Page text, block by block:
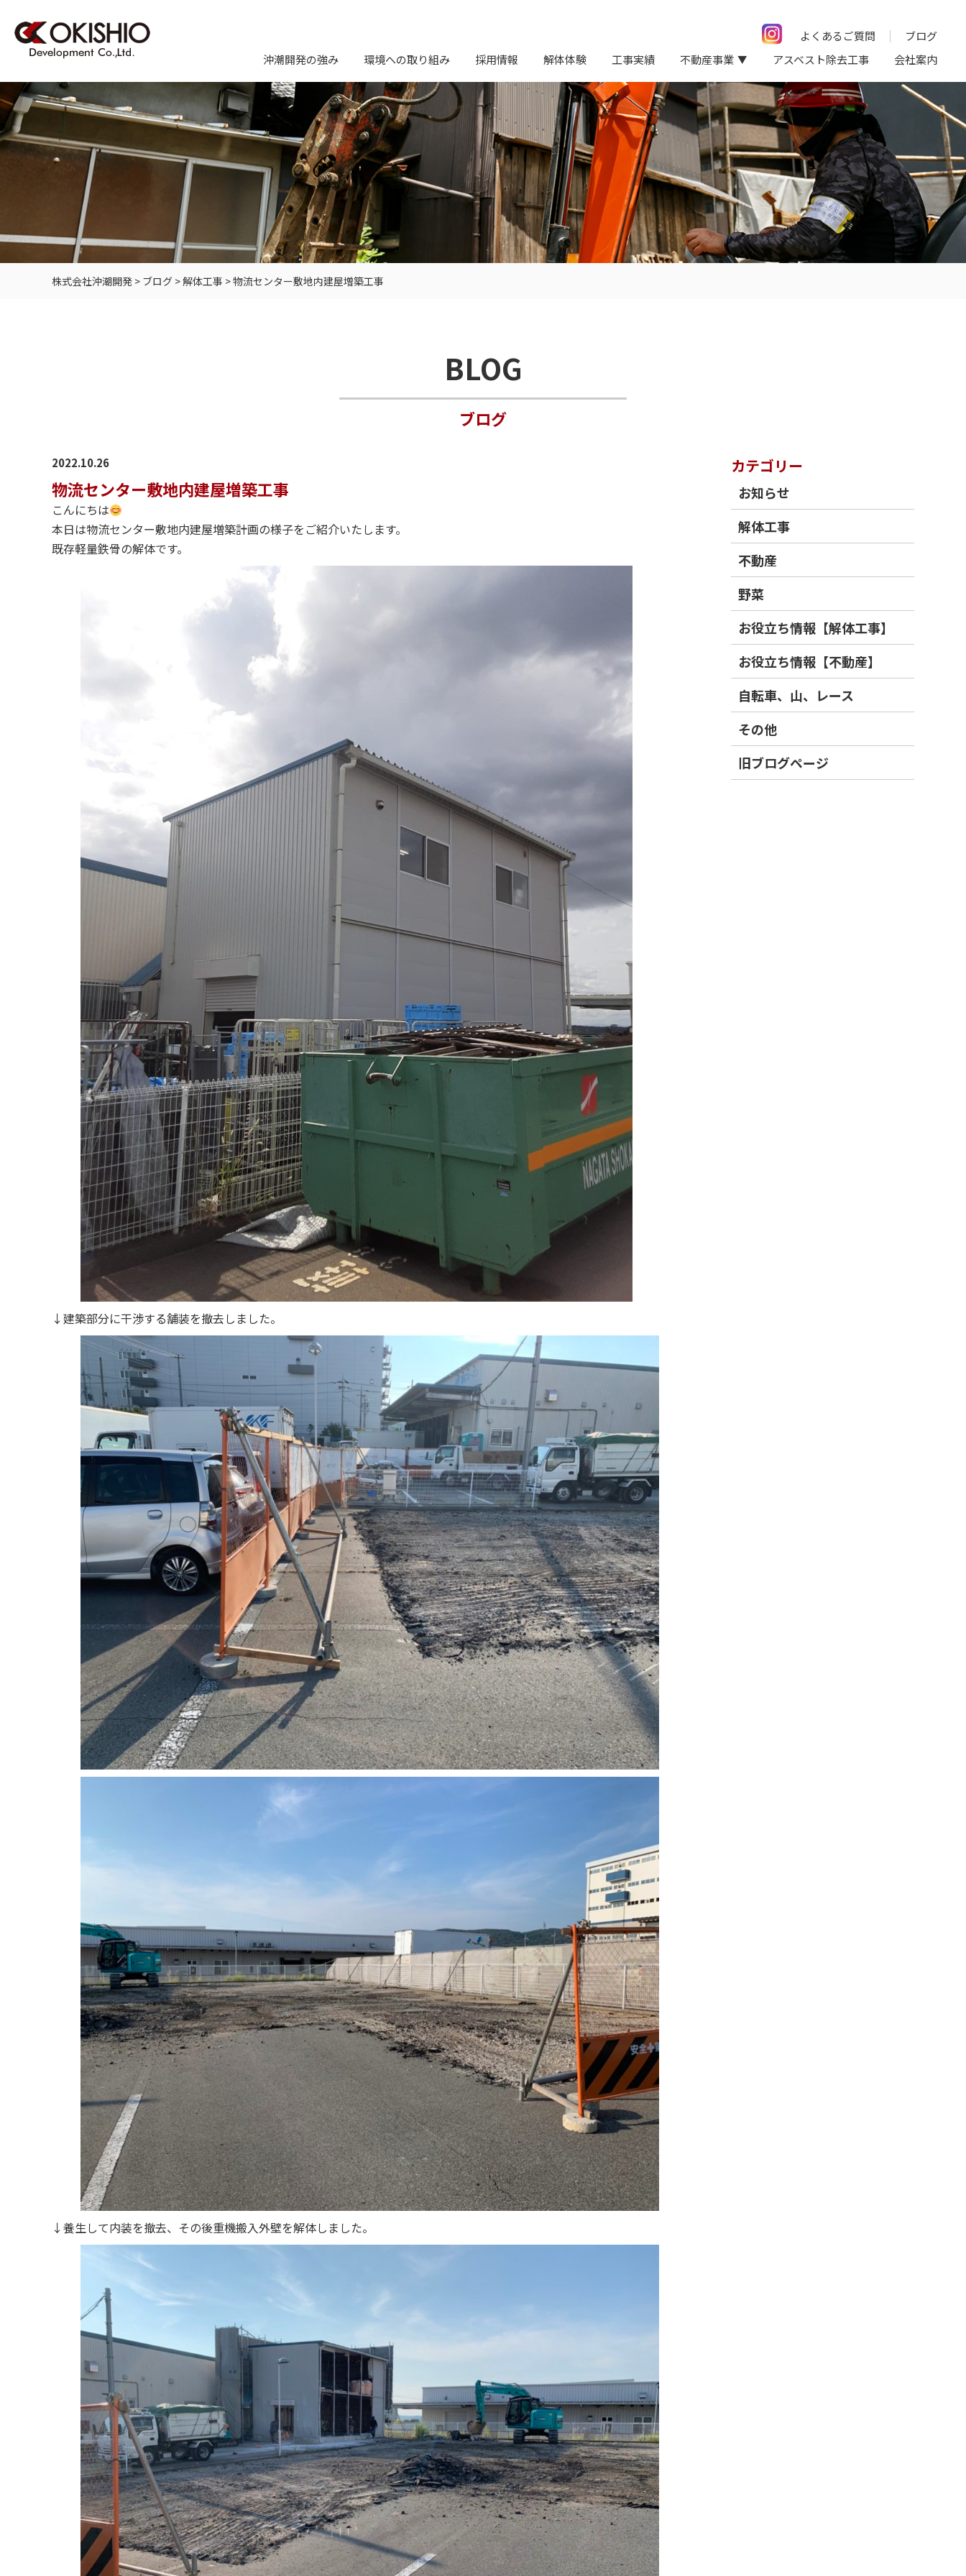
よくあるご質問
ブログ
沖潮開発の強み
環境への取り組み 採用情報 解体体験 工事実績 不動産事業 アスベスト除去工事 会社案内
株式会社沖潮開発 > ブログ >解体工事 >物流センター敷地内建屋増築工事
BLOG
ブログ
2022.10.26
物流センター敷地内建屋増築工事
こんにちは
本日は物流センター敷地内建屋増築計画の様子をご紹介いたします。
既存軽量鉄骨の解体です。
↓建築部分に干渉する舗装を撤去しました。
↓養生して内装を撤去、その後重機搬入外壁を解体しました。
カテゴリー
お知らせ
解体工事
不動産
野菜
お役立ち情報【解体工事】
お役立ち情報【不動産】
自転車、山、レース
その他
旧ブログページ